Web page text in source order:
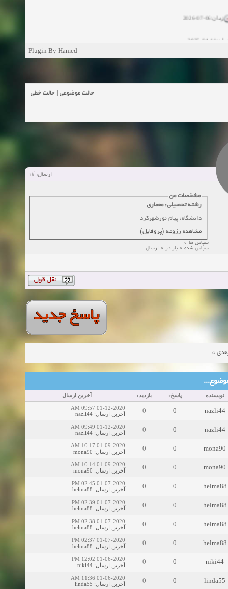
زمان:10-13-2024
زمان:10-11-2024
Plugin By Hamed
حالت موضوعی حالت خطی
ارسال: #1
مشخصات من
رشته تحصیلی: معماری
دانشگاه: پیام نورشهرکرد
مشاهده رزومه (پروفایل)
سپاس ها 0
سپاس شده 0 بار در 0 ارسال
»
نویسنده پاسخ: بازدید: آخرین ارسال
nazli44
0
0
01-12-2020 09:57 AM
آخرین ارسال:
nazli44
nazli44
0
0
01-12-2020 09:49 AM
آخرین ارسال:
nazli44
mona90
0
0
01-09-2020 10:17 AM
آخرین ارسال:
mona90
mona90
0
0
01-09-2020 10:14 AM
آخرین ارسال:
mona90
helma88
0
0
01-07-2020 02:45 PM
آخرین ارسال:
helma88
helma88
0
0
01-07-2020 02:39 PM
آخرین ارسال:
helma88
helma88
0
0
01-07-2020 02:38 PM
آخرین ارسال:
helma88
helma88
0
0
01-07-2020 02:37 PM
آخرین ارسال:
helma88
niki44
0
0
01-06-2020 12:02 PM
آخرین ارسال:
niki44
linda55
0
0
01-06-2020 11:36 AM
آخرین ارسال:
linda55